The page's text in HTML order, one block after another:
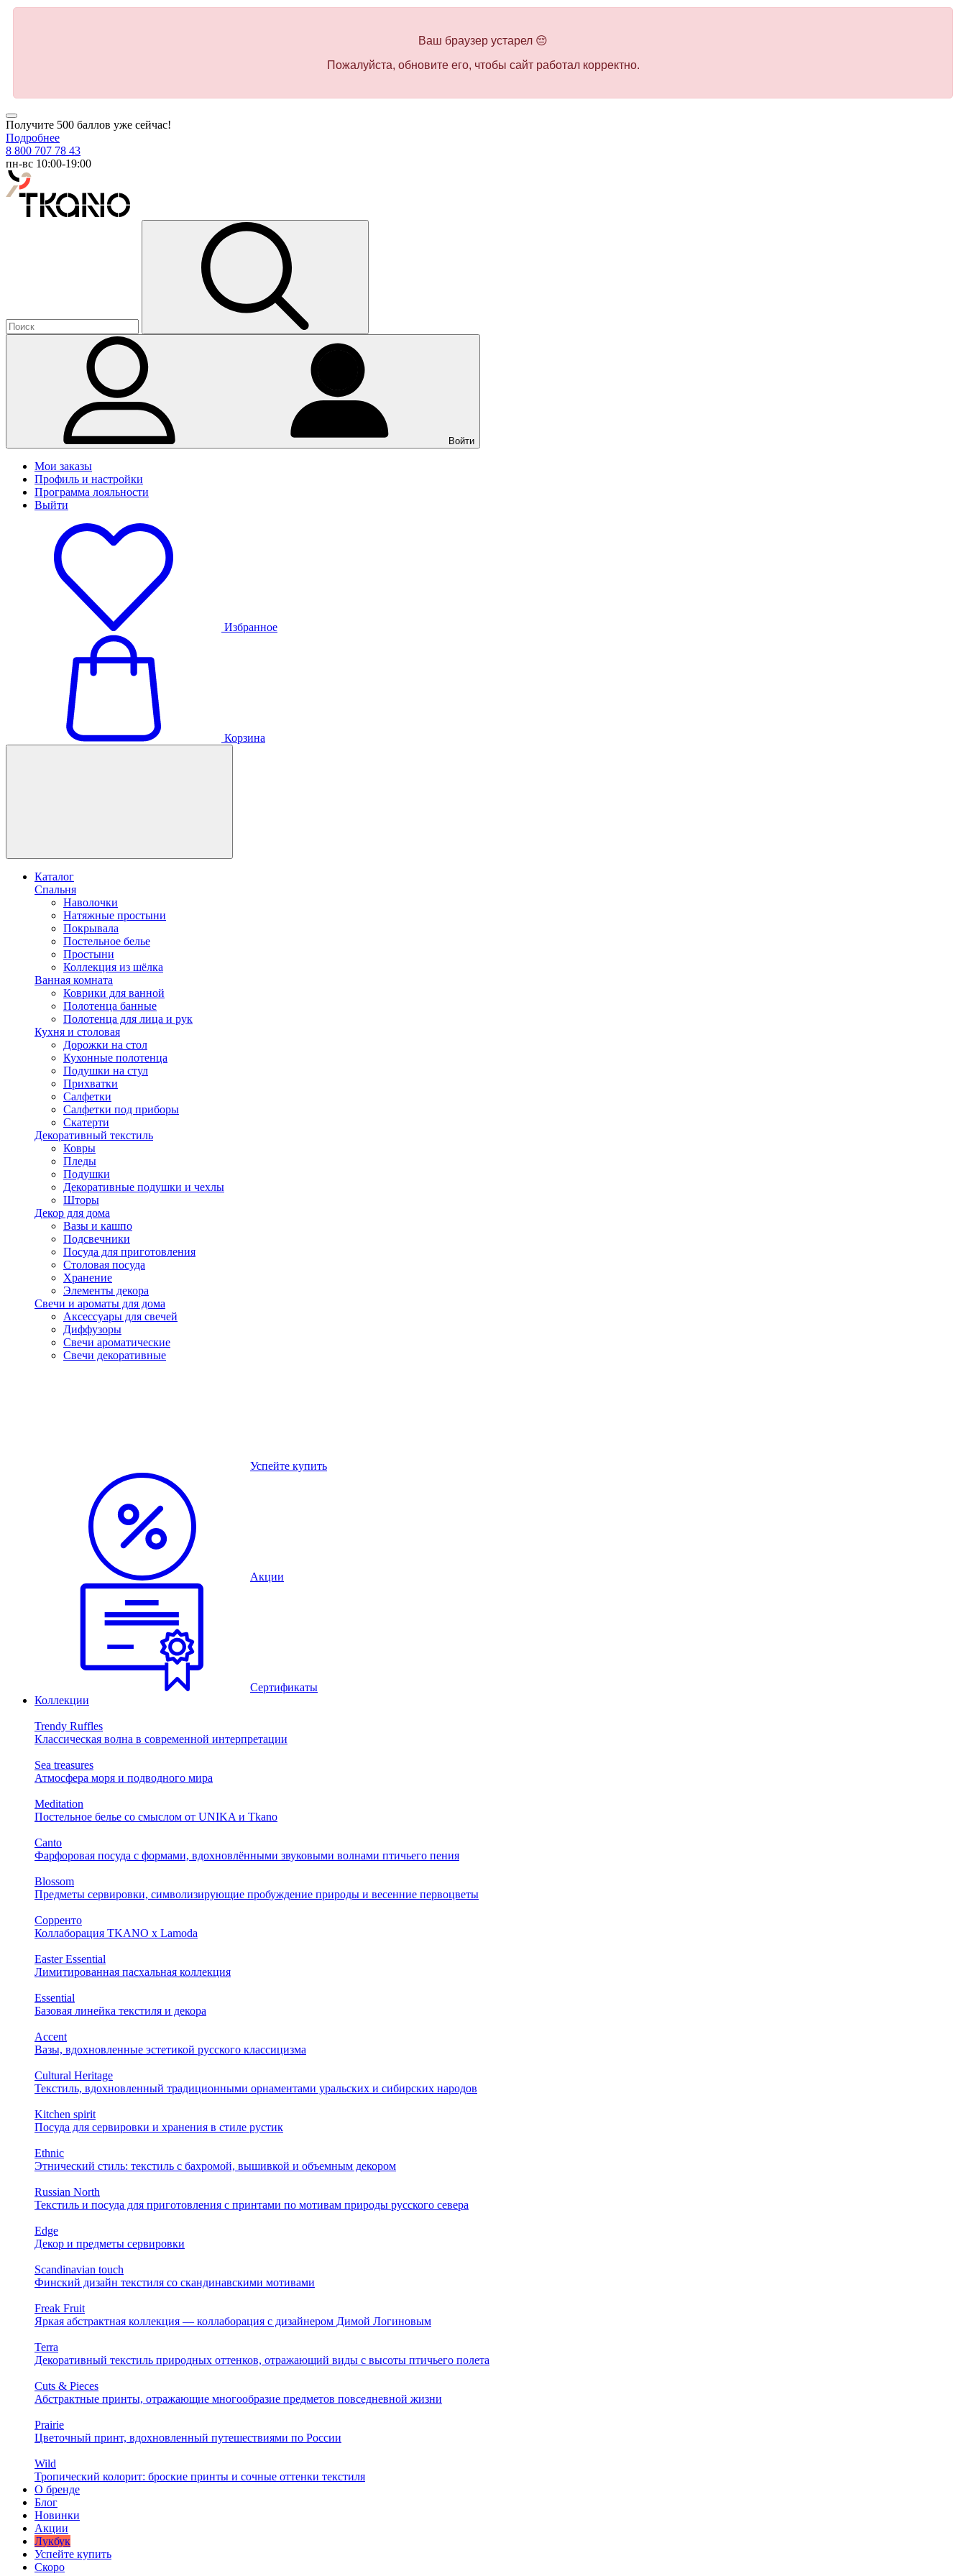
Ваш браузер устарел 😔
Пожалуйста, обновите его, чтобы сайт работал корректно.
Получите 500 баллов уже сейчас!
Подробнее
8 800 707 78 43
пн-вс 10:00-19:00
Войти
Мои заказы
Профиль и настройки
Программа лояльности
Выйти
Избранное
Корзина
Каталог
Спальня
Наволочки
Натяжные простыни
Покрывала
Постельное белье
Простыни
Коллекция из шёлка
Ванная комната
Коврики для ванной
Полотенца банные
Полотенца для лица и рук
Кухня и столовая
Дорожки на стол
Кухонные полотенца
Подушки на стул
Прихватки
Салфетки
Салфетки под приборы
Скатерти
Декоративный текстиль
Ковры
Пледы
Подушки
Декоративные подушки и чехлы
Шторы
Декор для дома
Вазы и кашпо
Подсвечники
Посуда для приготовления
Столовая посуда
Хранение
Элементы декора
Свечи и ароматы для дома
Аксессуары для свечей
Диффузоры
Свечи ароматические
Свечи декоративные
Успейте купить
Акции
Сертификаты
Коллекции
Trendy Ruffles
Классическая волна в современной интерпретации
Sea treasures
Атмосфера моря и подводного мира
Meditation
Постельное белье со смыслом от UNIKA и Tkano
Canto
Фарфоровая посуда с формами, вдохновлёнными звуковыми волнами птичьего пения
Blossom
Предметы сервировки, символизирующие пробуждение природы и весенние первоцветы
Сорренто
Коллаборация TKANO х Lamoda
Easter Essential
Лимитированная пасхальная коллекция
Essential
Базовая линейка текстиля и декора
Accent
Вазы, вдохновленные эстетикой русского классицизма
Cultural Heritage
Текстиль, вдохновленный традиционными орнаментами уральских и сибирских народов
Kitchen spirit
Посуда для сервировки и хранения в стиле рустик
Ethnic
Этнический стиль: текстиль с бахромой, вышивкой и объемным декором
Russian North
Текстиль и посуда для приготовления с принтами по мотивам природы русского севера
Edge
Декор и предметы сервировки
Scandinavian touch
Финский дизайн текстиля со скандинавскими мотивами
Freak Fruit
Яркая абстрактная коллекция — коллаборация с дизайнером Димой Логиновым
Terra
Декоративный текстиль природных оттенков, отражающий виды с высоты птичьего полета
Cuts & Pieces
Абстрактные принты, отражающие многообразие предметов повседневной жизни
Prairie
Цветочный принт, вдохновленный путешествиями по России
Wild
Тропический колорит: броские принты и сочные оттенки текстиля
О бренде
Блог
Новинки
Акции
Лукбук
Успейте купить
Скоро